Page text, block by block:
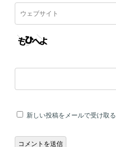
新しい投稿をメールで受け取る